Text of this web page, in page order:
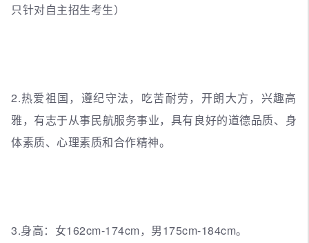
只针对自主招生考生）
2.热爱祖国，遵纪守法，吃苦耐劳，开朗大方，兴趣高
雅，有志于从事民航服务事业，具有良好的道德品质、身
体素质、心理素质和合作精神。
3.身高：女162cm-174cm，男175cm-184cm。